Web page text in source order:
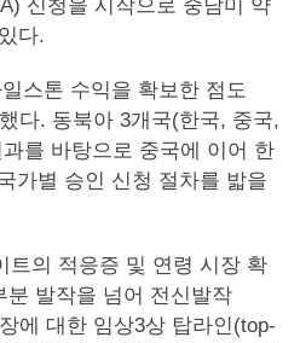
신청을 시작으로 중남미 약
다.
스톤 수익을 확보한 점도
다. 동북아 3개국(한국, 중국,
를 바탕으로 중국에 이어 한
가별 승인 신청 절차를 밟을
트의 적응증 및 연령 시장 확
발작을 넘어 전신발작
에 대한 임상3상 탑라인(top-